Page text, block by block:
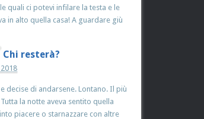
quali ci potevi infilare la testa e le
in alto quella casa! A guardare giù
Chi resterà?
decise di andarsene. Lontano. Il più
la notte aveva sentito quella
piacere o starnazzare con altre